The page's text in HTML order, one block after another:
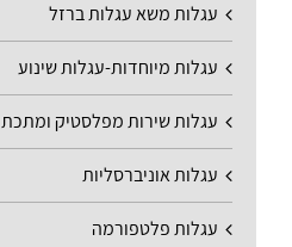
עגלות משא עגלות ברזל
עגלות מיוחדות-עגלות שינוע
עגלות שירות מפלסטיק ומתכת
עגלות אוניברסליות
עגלות פלטפורמה